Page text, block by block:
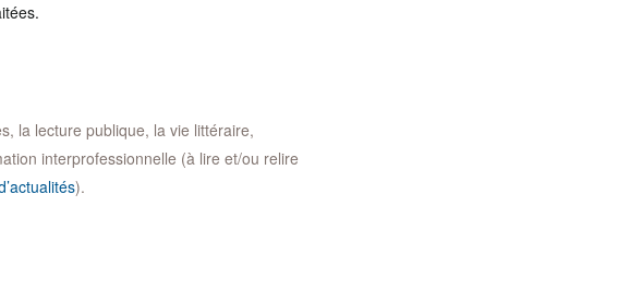
la lecture publique, la vie littéraire,
interprofessionnelle (à lire et/ou relire
).